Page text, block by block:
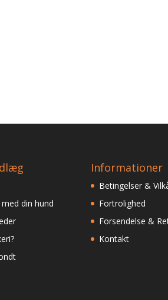
din hund
Informationer
Betingelser &
Fortrolighed
Forsendelse &
Kontakt